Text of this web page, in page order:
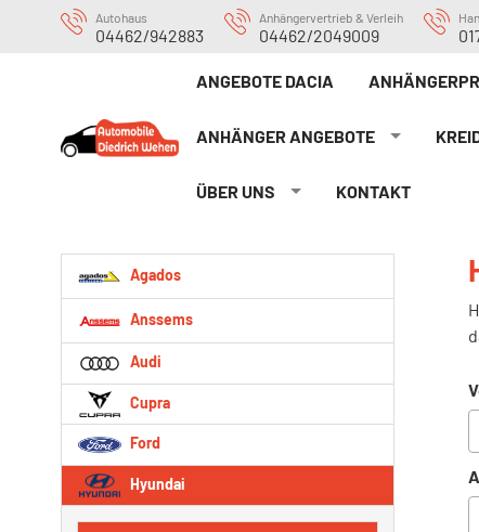
Autohaus
04462/942883
Anhängervertrieb & Verleih
04462/2049009
ANGEBOTE DACIA
ANHÄNGER ANGEBOTE
ÜBER UNS KONTAKT
Agados
Anssems
Audi
Cupra
Ford
Hyundai